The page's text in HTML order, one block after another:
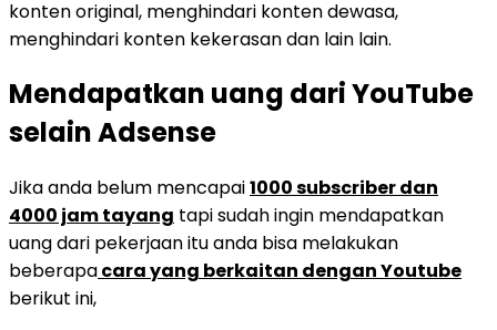
konten original, menghindari konten dewasa,
menghindari konten kekerasan dan lain lain.
Mendapatkan uang dari YouTube
selain Adsense
Jika anda belum mencapai1000 subscriber dan
4000 jam tayang tapi sudah ingin mendapatkan
uang dari pekerjaan itu anda bisa melakukan
beberapacara yang berkaitan dengan Youtube
berikut ini,